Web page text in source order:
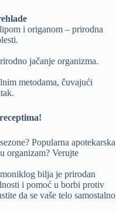
i origanom – prirodna
jačanje organizma.
metodama, čuvajući
Popularna apotekarska
organizam? Verujte
bilja je prirodan
i pomoć u borbi protiv
da se vaše telo samostalno